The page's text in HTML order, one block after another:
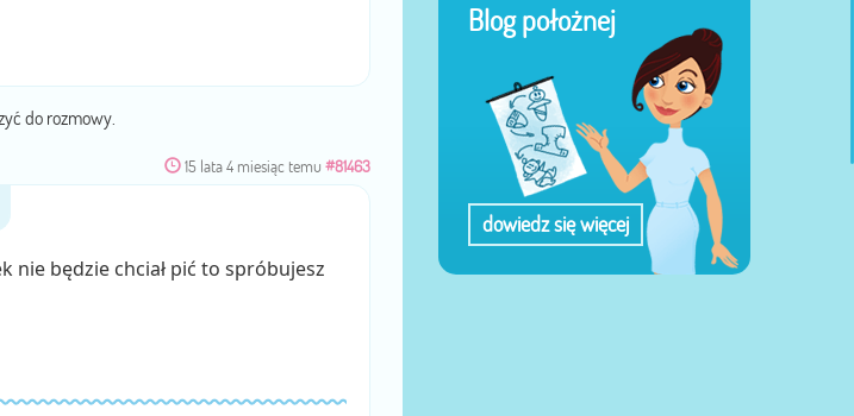
do rozmowy.
15 lata 4 miesiąc temu #81463
nie będzie chciał pić to spróbujesz
Blog położnej
dowiedz się więcej